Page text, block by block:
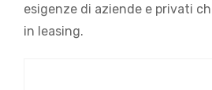
esigenze di aziende e privati
in leasing.